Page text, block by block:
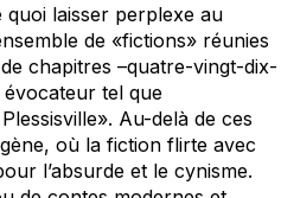
quoi laisser perplexe au
de «fictions» réunies
chapitres –quatre-vingt-dix-
tel que
Au-delà de ces
où la fiction flirte avec
l’absurde et le cynisme.